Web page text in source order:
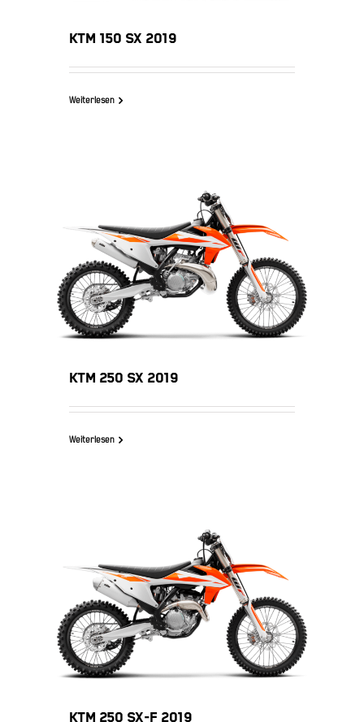
KTM 150 SX 2019
Weiterlesen
KTM 250 SX 2019
KTM 250 SX 2019
Weiterlesen
KTM 250 SX-F 2019
KTM 250 SX-F 2019